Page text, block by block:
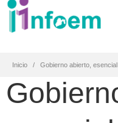
Inicio Gobierno abierto,